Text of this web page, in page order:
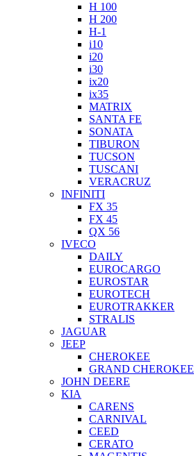
H 100
H 200
H-1
i10
i20
i30
ix20
ix35
MATRIX
SANTA FE
SONATA
TIBURON
TUCSON
TUSCANI
VERACRUZ
INFINITI
FX 35
FX 45
QX 56
IVECO
DAILY
EUROCARGO
EUROSTAR
EUROTECH
EUROTRAKKER
STRALIS
JAGUAR
JEEP
CHEROKEE
GRAND CHEROKEE
JOHN DEERE
KIA
CARENS
CARNIVAL
CEED
CERATO